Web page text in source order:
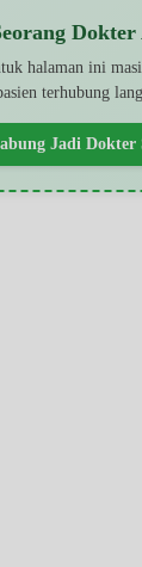
halaman ini
terhubung
Jadi Dokter